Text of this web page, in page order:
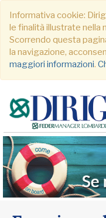
Informativa cookie:
le finalità illustrate nella
Scorrendo questa
la navigazione,
maggiori informazioni.